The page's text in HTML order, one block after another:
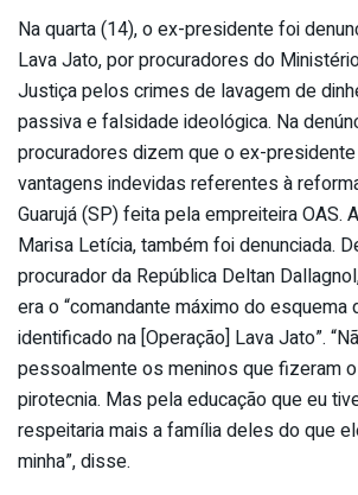
Na quarta (14), o ex-presidente foi
Lava Jato, por procuradores do
Justiça pelos crimes de lavagem de
passiva e falsidade ideológica. Na
procuradores dizem que o ex-
vantagens indevidas referentes à
Guarujá (SP) feita pela empreiteira OAS.
Marisa Letícia, também foi denunciada.
procurador da República Deltan
era o “comandante máximo do esquema
identificado na [Operação] Lava Jato”.
pessoalmente os meninos que fizeram
pirotecnia. Mas pela educação que eu
respeitaria mais a família deles do que
minha”, disse.